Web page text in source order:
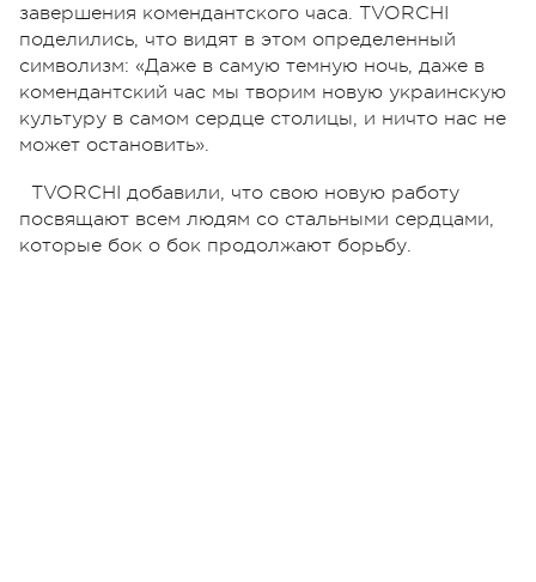
завершения комендантского часа. TVORCHI
поделились, что видят в этом определенный
символизм: «Даже в самую темную ночь, даже в
комендантский час мы творим новую украинскую
культуру в самом сердце столицы, и ничто нас не
может остановить».
TVORCHI добавили, что свою новую работу
посвящают всем людям со стальными сердцами,
которые бок о бок продолжают борьбу.